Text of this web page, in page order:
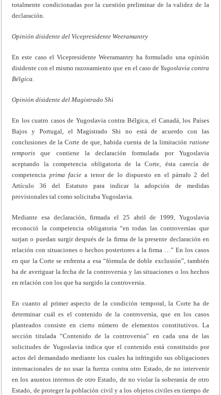
totalmente condicionadas por la cuestión preliminar de la validez de la
declaración.
Opinión disidente del Vicepresidente Weeramantry
En este caso el Vicepresidente Weeramantry ha formulado una opinión
disidente con el mismo razonamiento que en el caso de Yugoslavia contra
Bélgica.
Opinión disidente del Magistrado Shi
En los cuatro casos de Yugoslavia contra Bélgica, el Canadá, los Países
Bajos y Portugal, el Magistrado Shi no está de acuerdo con las
conclusiones de la Corte de que, habida cuenta de la limitación ratione
temporis que contiene la declaración formulada por Yugoslavia
aceptando la competencia obligatoria de la Corte, ésta carecía de
competencia primafacie a tenor de lo dispuesto en el párrafo 2 del
Artículo 36 del Estatuto para indicar la adopción de medidas
provisionales tal como solicitaba Yugoslavia.
Mediante esa declaración, firmada el 25 abril de 1999, Yugoslavia
reconoció la competencia obligatoria “en todas las controversias que
surjan o puedan surgir después de la firma de la presente declaración en
relación con situaciones o hechos posteriores a la firma …” En los casos
en que la Corte se enfrenta a esa “fórmula de doble exclusión”, también
ha de averiguar la fecha de la controversia y las situaciones o los hechos
en relación con los que ha surgido la controversia.
En cuanto al primer aspecto de la condición temporal, la Corte ha de
determinar cuál es el contenido de la controversia, que en los casos
planteados consiste en cierto número de elementos constitutivos. La
sección titulada “Contenido de la controversia” en cada una de las
solicitudes de Yugoslavia indica que el contenido está constituido por
actos del demandado mediante los cuales ha infringido sus obligaciones
internacionales de no usar la fuerza contra otro Estado, de no intervenir
en los asuntos internos de otro Estado, de no violar la soberanía de otro
Estado, de proteger la población civil y a los objetos civiles en tiempo de